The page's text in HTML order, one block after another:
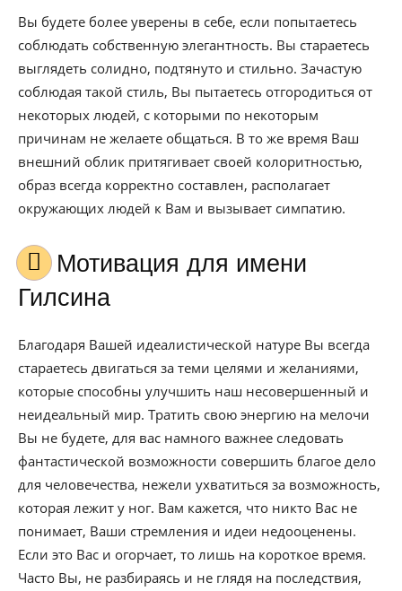
Вы будете более уверены в себе, если попытаетесь
соблюдать собственную элегантность. Вы стараетесь
выглядеть солидно, подтянуто и стильно. Зачастую
соблюдая такой стиль, Вы пытаетесь отгородиться от
некоторых людей, с которыми по некоторым
причинам не желаете общаться. В то же время Ваш
внешний облик притягивает своей колоритностью,
образ всегда корректно составлен, располагает
окружающих людей к Вам и вызывает симпатию.
Мотивация для имени
Гилсина
Благодаря Вашей идеалистической натуре Вы всегда
стараетесь двигаться за теми целями и желаниями,
которые способны улучшить наш несовершенный и
неидеальный мир. Тратить свою энергию на мелочи
Вы не будете, для вас намного важнее следовать
фантастической возможности совершить благое дело
для человечества, нежели ухватиться за возможность,
которая лежит у ног. Вам кажется, что никто Вас не
понимает, Ваши стремления и идеи недооценены.
Если это Вас и огорчает, то лишь на короткое время.
Часто Вы, не разбираясь и не глядя на последствия,